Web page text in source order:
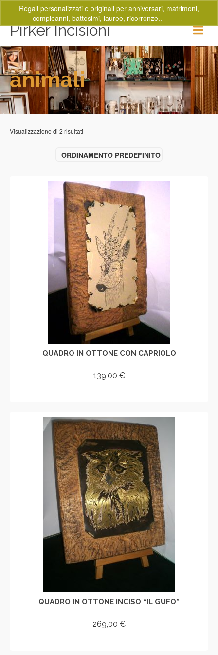
Regali personalizzati e originali per anniversari, matrimoni,
compleanni, battesimi, lauree, ricorrenze...
Pirker Incisioni
animali
Visualizzazione di 2 risultati
ORDINAMENTO PREDEFINITO
QUADRO IN OTTONE CON CAPRIOLO
139,00 €
QUADRO IN OTTONE INCISO “IL GUFO”
269,00 €